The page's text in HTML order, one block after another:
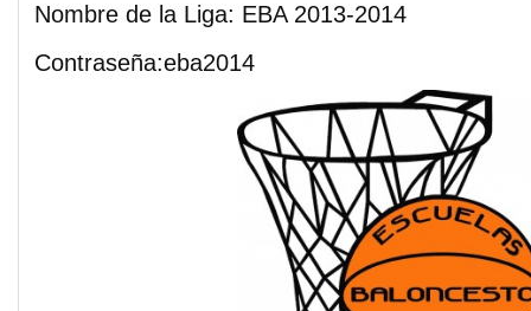
Nombre de la Liga: EBA 2013-2014
Contraseña:eba2014